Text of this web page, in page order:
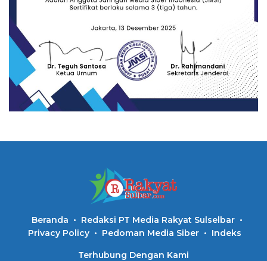
Beranda
Redaksi PT Media Rakyat Sulselbar
Privacy Policy
Pedoman Media Siber Indeks
Terhubung Dengan Kami